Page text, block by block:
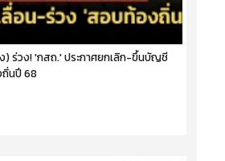
) ร่วง! 'กสถ.' ประกาศยกเลิก-ขึ้นบัญชี
นปี 68